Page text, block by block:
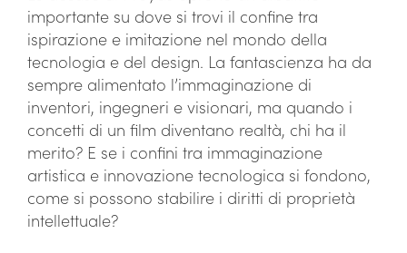
importante su dove si trovi il confine tra
ispirazione e imitazione nel mondo della
tecnologia e del design. La fantascienza ha da
sempre alimentato l’immaginazione di
inventori, ingegneri e visionari, ma quando i
concetti di un film diventano realtà, chi ha il
merito? E se i confini tra immaginazione
artistica e innovazione tecnologica si fondono,
come si possono stabilire i diritti di proprietà
intellettuale?